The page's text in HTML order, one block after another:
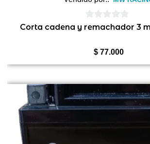
0
Corta cadena y remachador 3
$ 77.000